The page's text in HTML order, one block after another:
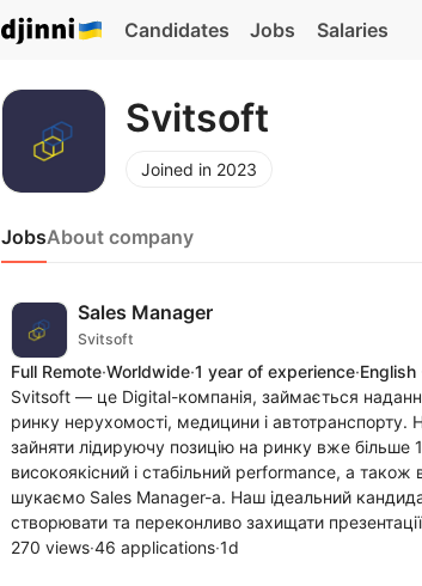
Candidates Jobs Salaries
Svitsoft
Joined in 2023
JobsAbout company
Sales Manager
Svitsoft
Full Remote·Worldwide·1 year of experience·English
Svitsoft — це Digital-компанія, займається
ринку нерухомості, медицини і автотранспорту.
зайняти лідируючу позицію на ринку вже
високоякісний і стабільний performance, а також
шукаємо Sales Manager-а. Наш ідеальний
створювати та переконливо захищати
270 views·46 applications·1d